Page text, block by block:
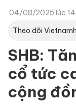
04/08/2025 lúc
Theo dõi
SHB:
cổ tức
cộng